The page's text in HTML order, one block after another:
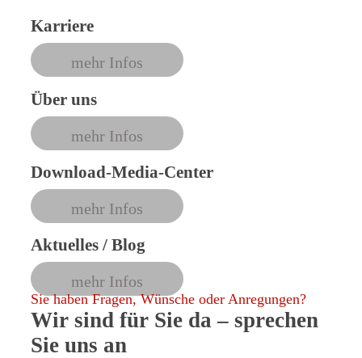
Karriere
mehr Infos
Über uns
mehr Infos
Download-Media-Center
mehr Infos
Aktuelles / Blog
mehr Infos
Wir sind für Sie da– sprechen
Sie uns an
Sie haben Fragen, Wünsche oder Anregungen?